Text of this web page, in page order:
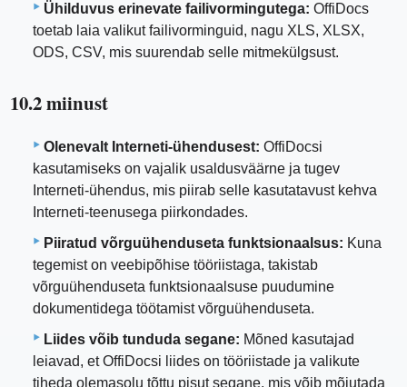
Ühilduvus erinevate failivormingutega: OffiDocs
toetab laia valikut failivorminguid, nagu XLS, XLSX,
ODS, CSV, mis suurendab selle mitmekülgsust.
10.2 miinust
Olenevalt Interneti-ühendusest: OffiDocsi
kasutamiseks on vajalik usaldusväärne ja tugev
Interneti-ühendus, mis piirab selle kasutatavust kehva
Interneti-teenusega piirkondades.
Piiratud võrguühenduseta funktsionaalsus: Kuna
tegemist on veebipõhise tööriistaga, takistab
võrguühenduseta funktsionaalsuse puudumine
dokumentidega töötamist võrguühenduseta.
Liides võib tunduda segane: Mõned kasutajad
leiavad, et OffiDocsi liides on tööriistade ja valikute
tiheda olemasolu tõttu pisut segane, mis võib mõjutada